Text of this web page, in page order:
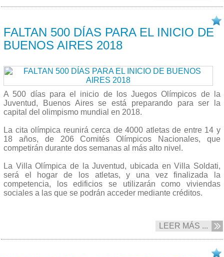
FALTAN 500 DÍAS PARA EL INICIO DE
BUENOS AIRES 2018
A 500 días para el inicio de los Juegos Olímpicos de la
Juventud, Buenos Aires se está preparando para ser la
capital del olimpismo mundial en 2018.
La cita olímpica reunirá cerca de 4000 atletas de entre 14 y
18 años, de 206 Comités Olímpicos Nacionales, que
competirán durante dos semanas al más alto nivel.
La Villa Olímpica de la Juventud, ubicada en Villa Soldati,
será el hogar de los atletas, y una vez finalizada la
competencia, los edificios se utilizarán como viviendas
sociales a las que se podrán acceder mediante créditos.
LEER MÁS ...